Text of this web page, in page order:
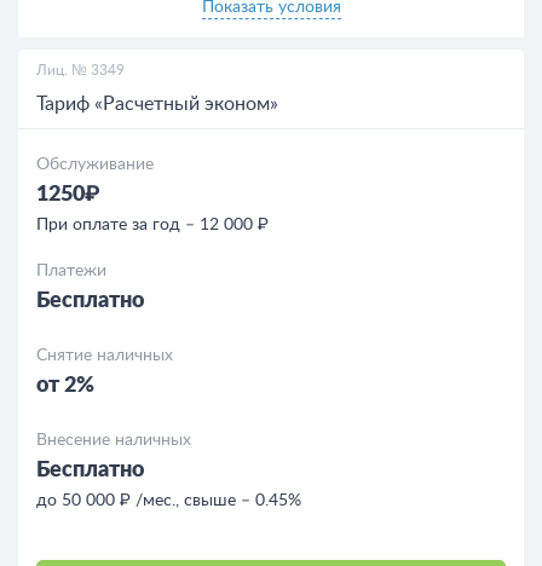
Показать условия
Лиц. № 3349
Тариф «Расчетный эконом»
Обслуживание
1250₽
При оплате за год – 12 000 ₽
Платежи
Бесплатно
Снятие наличных
от 2%
Внесение наличных
Бесплатно
до 50 000 ₽ /мес., свыше – 0.45%